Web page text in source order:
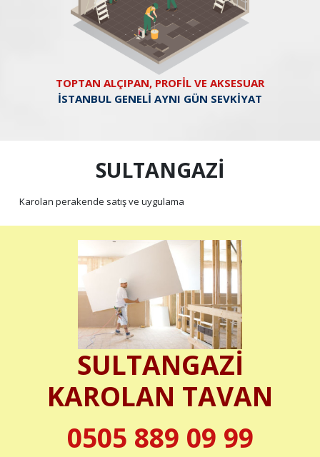
TOPTAN ALÇIPAN, PROFİL VE AKSESUAR
İSTANBUL GENELİ AYNI GÜN SEVKİYAT
SULTANGAZİ
Karolan perakende satış ve uygulama
SULTANGAZİ
KAROLAN TAVAN
0505 889 09 99